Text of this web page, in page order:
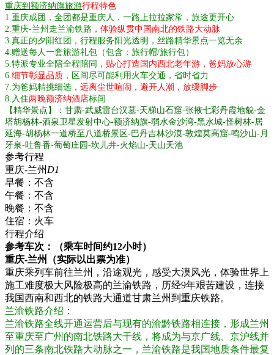
重庆到额济纳旗旅游行程特色
1.重庆成团，全团都是重庆人，一路上拉拉家常，旅途更开心
2.重庆-兰州走兰渝铁路， 体验纵贯中国南北的铁路大动脉
3.真正的夕阳红团，行程服务阳光透明，丝路精华景点一览无余
4.赠送每人一套旅游礼包（包含：旅行帽/旅行包）
5.特派专业全陪全程陪同， 贴心打造国内西北老年游，爸妈放心游
6. 细节彰显品质 ，区间尽可能利用火车交通，省时省力
7.为爸妈精挑细选， 远离尘世喧闹，避开人潮，放缓脚步
8.入住两晚额济纳酒店标间
【精华景点】：甘肃-武威雷台汉墓-天梯山石窟-张掖七彩丹霞地貌-金
塔胡杨林-酒泉卫星发射中心-额济纳旗-弱水金沙湾-黑水城-怪树林-居
延海-胡杨林一道桥至八道桥景区-巴丹吉林沙漠-敦煌莫高窟-鸣沙山-月
牙泉-吐鲁番-葡萄庄园-坎儿井-火焰山-天山天池
参考行程
重庆-兰州 D1
早餐： 不含
午餐： 不含
晚餐： 不含
住宿： 火车
行程介绍
参考车次：（乘车时间约12小时）
重庆-兰州（实际以出票为准）
重庆乘列车前往兰州，沿途观光，感受大漠风光，体验世界上
施工难度极大风险极高的兰渝铁路，历经9年艰苦建设，连接
我国西南和西北的铁路大通道甘肃兰州到重庆铁路。
兰渝铁路介绍：
兰渝铁路全线开通运营后与现有的渝黔铁路相连接，形成兰州
至重庆至广州的南北铁路大干线，将成为与京广线、京沪线并
列的三条南北铁路大动脉之一，兰渝铁路是我国地质条件最复